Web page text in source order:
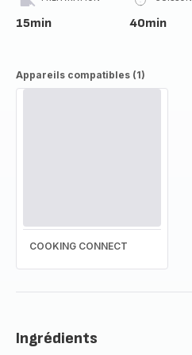
15min 40min
Appareils compatibles (1)
COOKING CONNECT
Ingrédients